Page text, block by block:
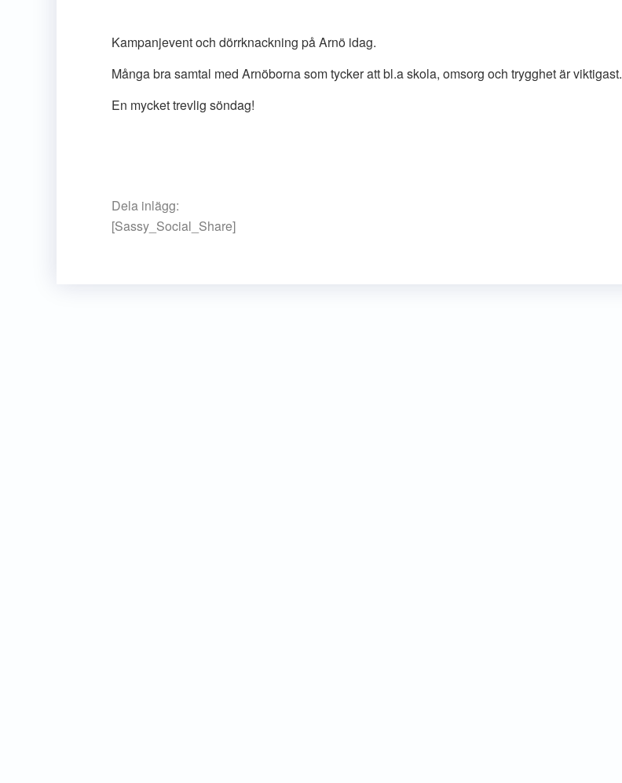
Kampanjevent och dörrknackning på Arnö idag.
Många bra samtal med Arnöborna som tycker att bl.a skola, omsorg och trygghet är viktigast.
En mycket trevlig söndag!
Dela inlägg:
[Sassy_Social_Share]